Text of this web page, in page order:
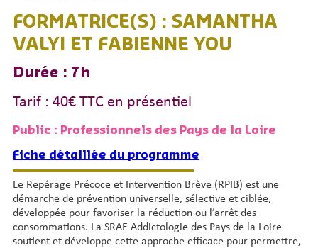
FORMATRICE(S) : SAMANTHA
VALYI ET FABIENNE YOU
Durée : 7h
Tarif : 40€ TTC en présentiel
Public : Professionnels des Pays de la Loire
Fiche détaillée du programme
Le Repérage Précoce et Intervention Brève (RPIB) est une
démarche de prévention universelle, sélective et ciblée,
développée pour favoriser la réduction ou l’arrêt des
consommations. La SRAE Addictologie des Pays de la Loire
soutient et développe cette approche efficace pour permettre,